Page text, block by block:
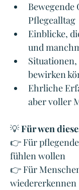
Bewegende
Pflegealltag
Einblicke,
und
Situationen,
bewirken
Ehrliche
aber voller
💡 Für wen
👉 Für
fühlen wollen
👉 Für
wiedererkennen